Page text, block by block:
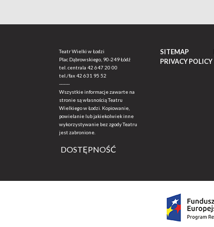
Teatr Wielki w Łodzi
Plac Dąbrowskiego, 90-249 Łódź
tel. centrala 42 647 20 00
tel./fax42 631 95 52
-------
Wszystkie informacje zawarte na
stronie są własnością Teatru
Wielkiego w Łodzi. Kopiowanie,
powielanie lub jakiekolwiek inne
wykorzystywanie bez zgody Teatru
jest zabronione.
DOSTĘPNOŚĆ
SITEMAP
PRIVACY POLICY